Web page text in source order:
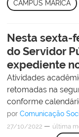
CAMPUS MARICÁ
Nesta sexta-
do Servidor
expediente
Atividades
retomadas na
conforme
por Comunicação
27/10/2022 — última